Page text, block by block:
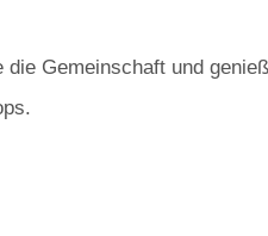
Gemeinschaft und